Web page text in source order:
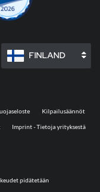
FINLAND
pidätetään
Kilpailusäännöt
Imprint - Tietoja yrityksestä